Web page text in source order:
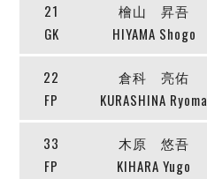
アグレミーナ浜松
デウソン神戸
ミラクルスマイル新居浜
21
GK
檜山 昇吾
HIYAMA Shogo
22
FP
倉科 亮佑
KURASHINA Ryoma
33
FP
木原 悠吾
KIHARA Yugo